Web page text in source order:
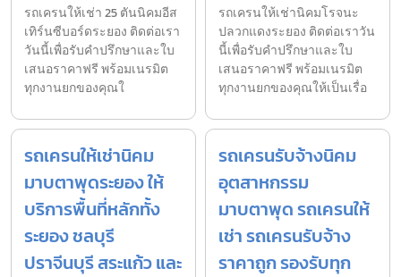
รถเครนให้เช่า 25 ตันนิคมอีส
เทิร์นซีบอร์ดระยอง ติดต่อเรา
วันนี้เพื่อรับคำปรึกษาและใบ
เสนอราคาฟรี พร้อมเนรมิต
ทุกงานยกของคุณใ
รถเครนให้เช่านิคมโรจนะ
ปลวกแดงระยอง ติดต่อเราวัน
นี้เพื่อรับคำปรึกษาและใบ
เสนอราคาฟรี พร้อมเนรมิต
ทุกงานยกของคุณให้เป็นเรื่อ
รถเครนให้เช่านิคม
มาบตาพุดระยอง ให้
บริการพื้นที่หลักทั้ง
ระยอง ชลบุรี
ปราจีนบุรี สระแก้ว และ
รถเครนรับจ้างนิคม
อุตสาหกรรม
มาบตาพุด รถเครนให้
เช่า รถเครนรับจ้าง
ราคาถูก รองรับทุก